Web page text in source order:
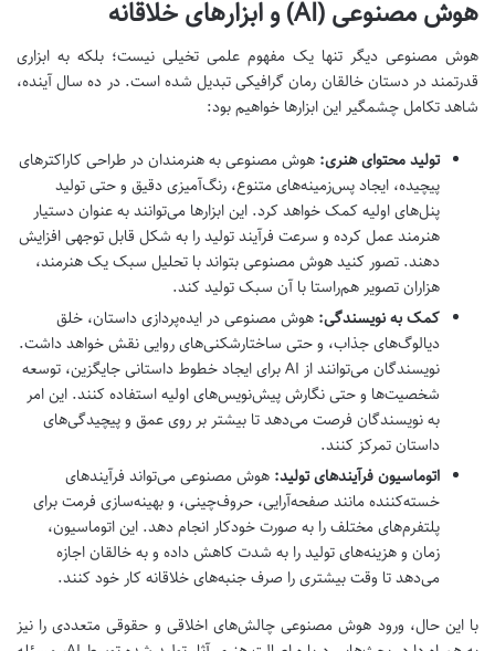
هوش مصنوعی (AI) و ابزارهای خلاقانه
هوش مصنوعی دیگر تنها یک مفهوم علمی تخیلی نیست؛ بلکه به ابزاری
قدرتمند در دستان خالقان رمان گرافیکی تبدیل شده است. در ده سال آینده،
شاهد تکامل چشمگیر این ابزارها خواهیم بود:
تولید محتوای هنری: هوش مصنوعی به هنرمندان در طراحی کاراکترهای
پیچیده، ایجاد پس‌زمینه‌های متنوع، رنگ‌آمیزی دقیق و حتی تولید
پنل‌های اولیه کمک خواهد کرد. این ابزارها می‌توانند به عنوان دستیار
هنرمند عمل کرده و سرعت فرآیند تولید را به شکل قابل توجهی افزایش
دهند. تصور کنید هوش مصنوعی بتواند با تحلیل سبک یک هنرمند،
هزاران تصویر هم‌راستا با آن سبک تولید کند.
کمک به نویسندگی: هوش مصنوعی در ایده‌پردازی داستان، خلق
دیالوگ‌های جذاب، و حتی ساختارشکنی‌های روایی نقش خواهد داشت.
نویسندگان می‌توانند از AI برای ایجاد خطوط داستانی جایگزین، توسعه
شخصیت‌ها و حتی نگارش پیش‌نویس‌های اولیه استفاده کنند. این امر
به نویسندگان فرصت می‌دهد تا بیشتر بر روی عمق و پیچیدگی‌های
داستان تمرکز کنند.
اتوماسیون فرآیندهای تولید: هوش مصنوعی می‌تواند فرآیندهای
خسته‌کننده مانند صفحه‌آرایی، حروف‌چینی، و بهینه‌سازی فرمت برای
پلتفرم‌های مختلف را به صورت خودکار انجام دهد. این اتوماسیون،
زمان و هزینه‌های تولید را به شدت کاهش داده و به خالقان اجازه
می‌دهد تا وقت بیشتری را صرف جنبه‌های خلاقانه کار خود کنند.
با این حال، ورود هوش مصنوعی چالش‌های اخلاقی و حقوقی متعددی را نیز